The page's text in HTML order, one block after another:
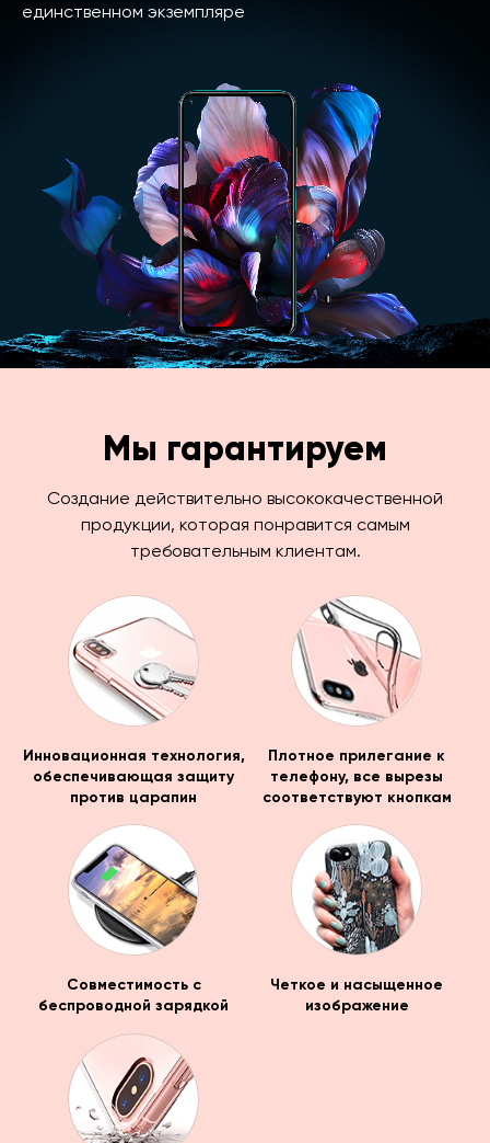
единственном экземпляре
Мы гарантируем
Создание действительно высококачественной
продукции, которая понравится самым
требовательным клиентам.
Инновационная технология,
обеспечивающая защиту
против царапин
Плотное прилегание к
телефону, все вырезы
соответствуют кнопкам
Совместимость с
беспроводной зарядкой
Четкое и насыщенное
изображение